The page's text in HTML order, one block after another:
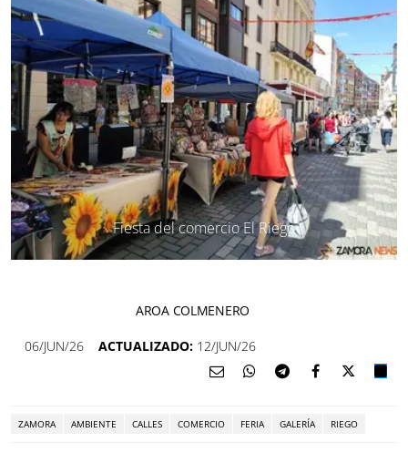
Fiesta del comercio El Riego
AROA COLMENERO
06/JUN/26 ACTUALIZADO: 12/JUN/26
ZAMORA AMBIENTE CALLES COMERCIO FERIA GALERÍA RIEGO